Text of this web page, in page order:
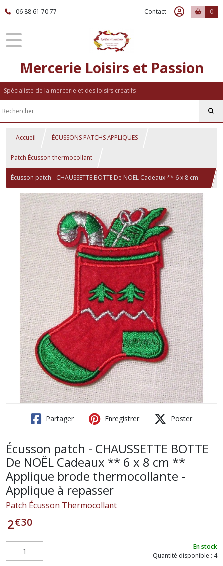
06 88 61 70 77 Contact 0
Mercerie Loisirs et Passion
Spécialiste de la mercerie et des loisirs créatifs
Accueil ÉCUSSONS PATCHS APPLIQUES
Patch Écusson thermocollant
Écusson patch - CHAUSSETTE BOTTE De NOËL Cadeaux ** 6 x 8 cm
** Applique brode thermocollante - Applique à repasser
Partager Enregistrer Poster
Écusson patch - CHAUSSETTE BOTTE
De NOËL Cadeaux ** 6 x 8 cm **
Applique brode thermocollante -
Applique à repasser
Patch Écusson Thermocollant
2€30
En stock
Quantité disponible : 4